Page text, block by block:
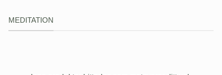
MEDITATION